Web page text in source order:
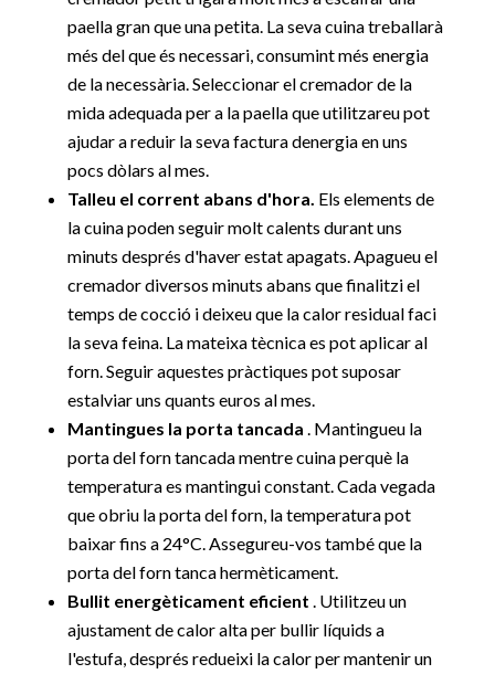
paella gran que una petita. La seva cuina treballarà
més del que és necessari, consumint més energia
de la necessària. Seleccionar el cremador de la
mida adequada per a la paella que utilitzareu pot
ajudar a reduir la seva factura denergia en uns
pocs dòlars al mes.
Talleu el corrent abans d'hora. Els elements de
la cuina poden seguir molt calents durant uns
minuts després d'haver estat apagats. Apagueu el
cremador diversos minuts abans que finalitzi el
temps de cocció i deixeu que la calor residual faci
la seva feina. La mateixa tècnica es pot aplicar al
forn. Seguir aquestes pràctiques pot suposar
estalviar uns quants euros al mes.
Mantingues la porta tancada . Mantingueu la
porta del forn tancada mentre cuina perquè la
temperatura es mantingui constant. Cada vegada
que obriu la porta del forn, la temperatura pot
baixar fins a 24°C. Assegureu-vos també que la
porta del forn tanca hermèticament.
Bullit energèticament eficient . Utilitzeu un
ajustament de calor alta per bullir líquids a
l'estufa, després redueixi la calor per mantenir un